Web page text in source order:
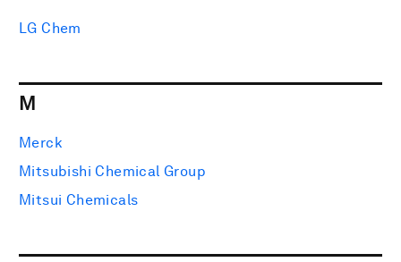
LG Chem
M
Merck
Mitsubishi Chemical Group
Mitsui Chemicals